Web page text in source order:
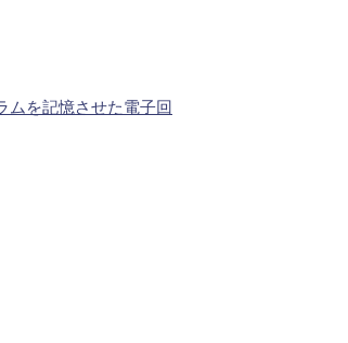
ムを記憶させた電子回